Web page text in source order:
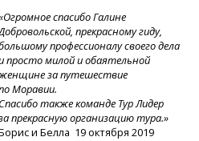
спасибо Галине
прекрасному гиду,
профессионалу своего дела
просто милой и обаятельной
женщине за путешествие
Моравии.
Спасибо также команде Тур Лидер
прекрасную организацию тура.»
и Белла 19 октября 2019